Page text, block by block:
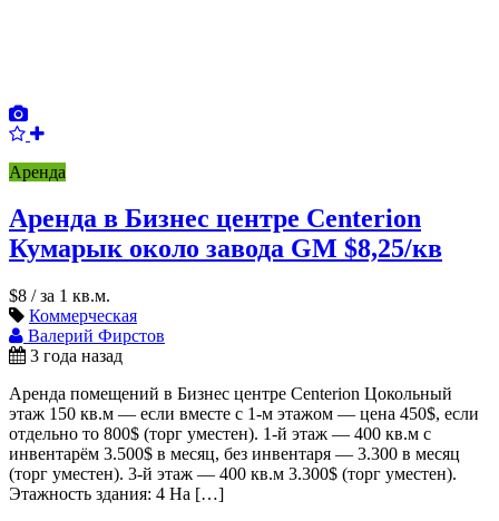
Аренда
Аренда в Бизнес центре Centerion
Кумарык около завода GM $8,25/кв
$8 / за 1 кв.м.
Коммерческая
Валерий Фирстов
3 года назад
Аренда помещений в Бизнес центре Centerion Цокольный
этаж 150 кв.м — если вместе с 1-м этажом — цена 450$, если
отдельно то 800$ (торг уместен). 1-й этаж — 400 кв.м с
инвентарём 3.500$ в месяц, без инвентаря — 3.300 в месяц
(торг уместен). 3-й этаж — 400 кв.м 3.300$ (торг уместен).
Этажность здания: 4 На […]